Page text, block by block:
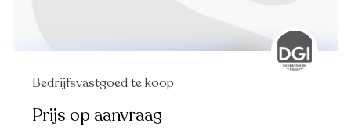
Nieuw
Bedrijfsvastgoed te koop
Prijs op aanvraag